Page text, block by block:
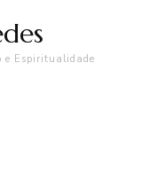
e Espiritualidade